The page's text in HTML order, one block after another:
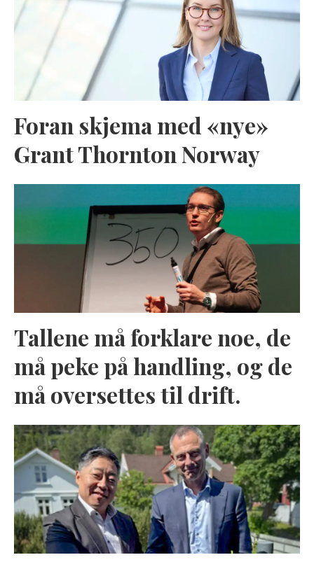
Foran skjema med «nye»
Grant Thornton Norway
Tallene må forklare noe, de
må peke på handling, og de
må oversettes til drift.